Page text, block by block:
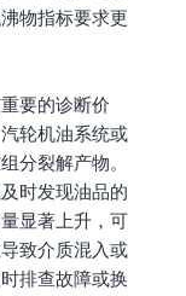
物指标要求更
要的诊断价
轮机油系统或
分裂解产物。
时发现油品的
显著上升，可
致介质混入或
排查故障或换